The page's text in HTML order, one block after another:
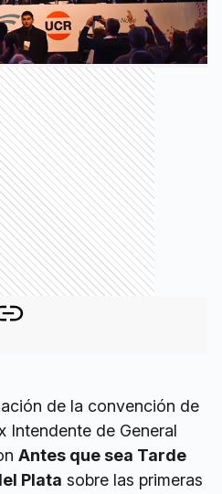
de la convención de
Intendente de General
Antes que sea Tarde
Plata sobre las primeras